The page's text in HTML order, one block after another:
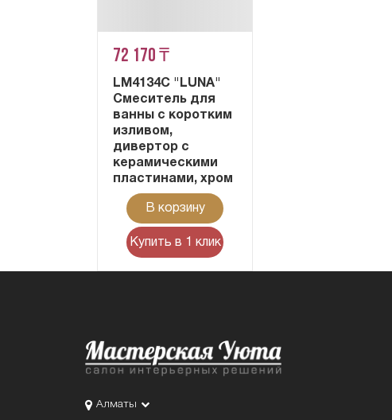
72 170 ₸
LM4134C "LUNA"
Смеситель для
ванны с коротким
изливом,
дивертор с
керамическими
пластинами, хром
В корзину
Купить в 1 клик
Алматы